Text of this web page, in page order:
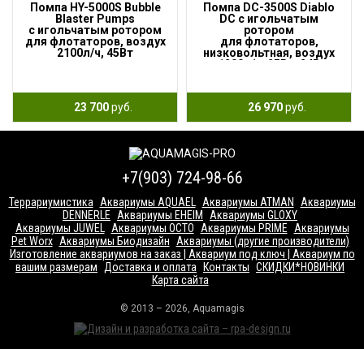
Помпа HY-5000S Bubble
Blaster Pumps
с игольчатым ротором
для флотаторов, воздух
2100л/ч, 45Вт
23 700руб.
Помпа DC-3500S Diablo
DC с игольчатым
ротором
для флотаторов,
низковольтная, воздух
1200л/ч, 25Вт, 24В
26 970руб.
+7(903) 724-98-66
Террариумистика Аквариумы AQUAEL Аквариумы ATMAN
Аквариумы
DENNERLE
Аквариумы EHEIM
Аквариумы GLOXY
Аквариумы JUWEL
Аквариумы OCTO Аквариумы PRIME
Аквариумы
Pet Worx Аквариумы Биодизайн
Аквариумы (другие производители)
Изготовление аквариумов на заказ | Аквариум под ключ | Аквариум по
вашим размерам
Доставка и оплата Контакты СКИДКИ*НОВИНКИ
Карта сайта
© 2013 – 2026, Aquamagis